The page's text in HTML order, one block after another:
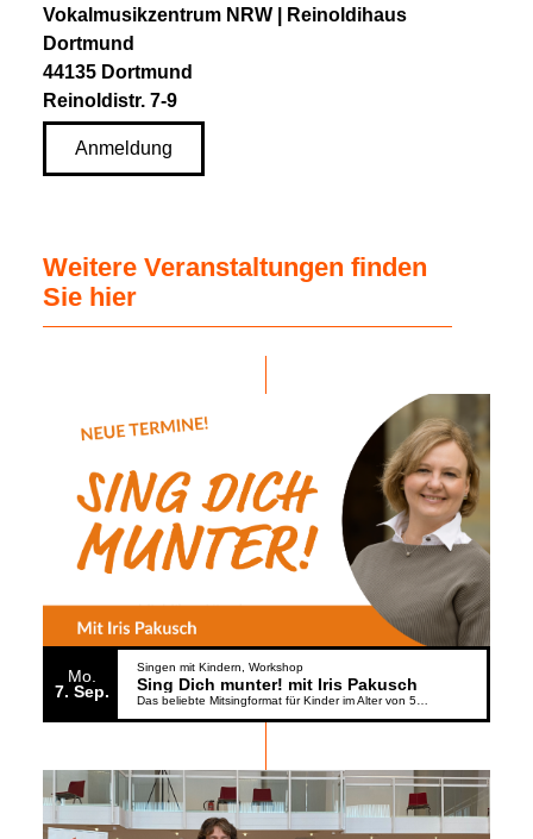
Vokalmusikzentrum NRW | Reinoldihaus
Dortmund
44135 Dortmund
Reinoldistr. 7-9
Anmeldung
Weitere Veranstaltungen finden
Sie hier
Mo.
7 Sep.
Singen mit Kindern Workshop
Sing Dich munter! mit Iris Pakusch
Das beliebte Mitsingformat für Kinder im Alter von 5 bis 6 Jahren geht weiter